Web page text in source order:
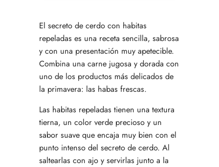
El secreto de cerdo con habitas
repeladas es una receta sencilla, sabrosa
y con una presentación muy apetecible.
Combina una carne jugosa y dorada con
uno de los productos más delicados de
la primavera: las habas frescas.
Las habitas repeladas tienen una textura
tierna, un color verde precioso y un
sabor suave que encaja muy bien con el
punto intenso del secreto de cerdo. Al
saltearlas con ajo y servirlas junto a la